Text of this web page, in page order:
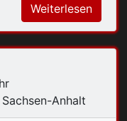
Weiterlesen
Anhalt